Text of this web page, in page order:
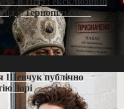
у Тернопільсько-
Шевчук публічно
Зорі